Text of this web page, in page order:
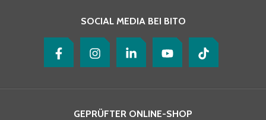
SOCIAL MEDIA BEI BITO
GEPRÜFTER ONLINE-SHOP